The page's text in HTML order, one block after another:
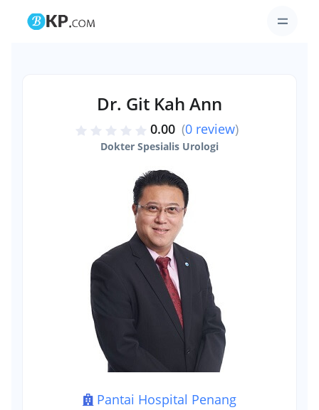
Dr. Git Kah Ann
0.00 (0 review)
Dokter Spesialis Urologi
Pantai Hospital Penang